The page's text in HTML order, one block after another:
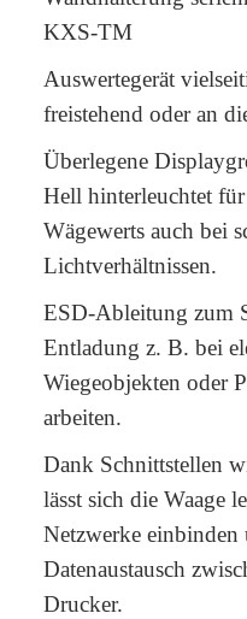
KXS-TM
Auswertegerät
freistehend oder an
Überlegene
Hell hinterleuchtet für
Wägewerts auch bei
Lichtverhältnissen.
ESD-Ableitung zum
Entladung z. B. bei
Wiegeobjekten oder
arbeiten.
Dank Schnittstellen
lässt sich die Waage
Netzwerke einbinden
Datenaustausch
Drucker.